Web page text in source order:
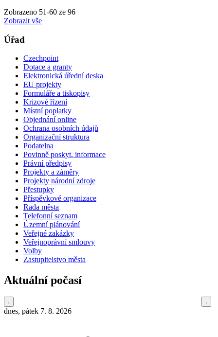
Zobrazeno 51-60 ze 96
Zobrazit vše
Úřad
Czechpoint
Dotace a granty
Elektronická úřední deska
EU projekty
Formuláře a tiskopisy
Krizové řízení
Místní poplatky
Objednání online
Ochrana osobních údajů
Organizační struktura
Podatelna
Povinně poskyt. informace
Právní předpisy
Projekty a záměry
Projekty národní zdroje
Přestupky
Příspěvkové organizace
Rada města
Telefonní seznam
Územní plánování
Veřejné zakázky
Veřejnoprávní smlouvy
Volby
Zastupitelstvo města
Aktuální počasí
dnes, pátek 7. 8. 2026